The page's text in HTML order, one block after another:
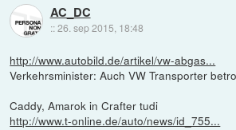
AC_DC
::26. sep 2015, 18:48
http://www.autobild.de/artikel/vw-abgas...
Verkehrsminister: Auch VW Transporter
Caddy, Amarok in Crafter tudi
http://www.t-online.de/auto/news/id_755...